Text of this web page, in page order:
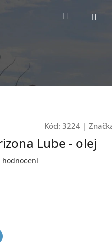
Hledat
Kód: 3224 |
Lube - olej
hodnocení